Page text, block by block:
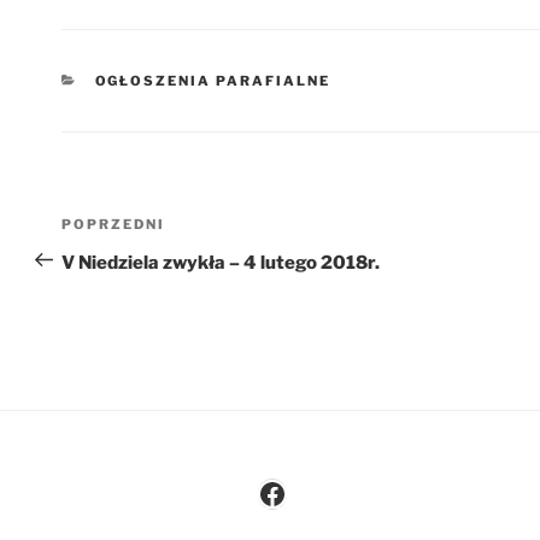
KATEGORIE
OGŁOSZENIA PARAFIALNE
Nawigacja
wpisu
Poprzedni
wpis
POPRZEDNI
V Niedziela zwykła – 4 lutego 2018r.
Facebook